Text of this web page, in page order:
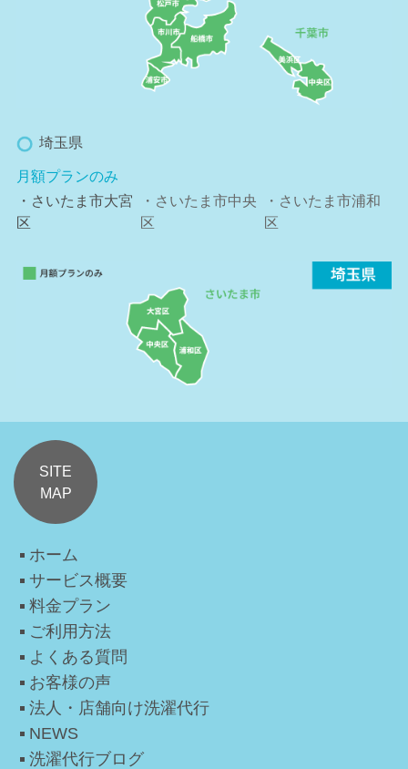
埼玉県
月額プランのみ
・さいたま市大宮
区
・さいたま市中央
区
・さいたま市浦和
区
SITE
MAP
ホーム
サービス概要
料金プラン
ご利用方法
よくある質問
お客様の声
法人・店舗向け洗濯代行
NEWS
洗濯代行ブログ